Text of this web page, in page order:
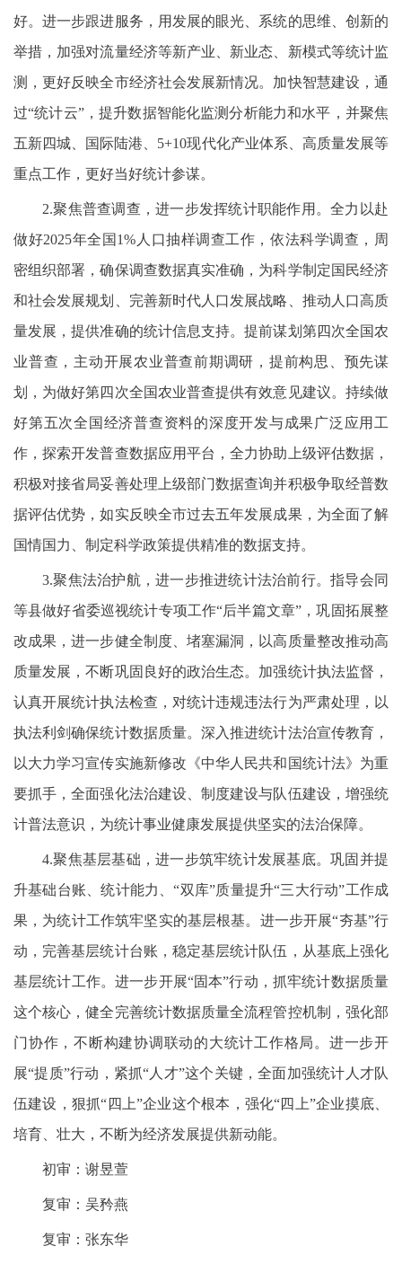
好。进一步跟进服务，用发展的眼光、系统的思维、创新的
举措，加强对流量经济等新产业、新业态、新模式等统计监
测，更好反映全市经济社会发展新情况。加快智慧建设，通
过“统计云”，提升数据智能化监测分析能力和水平，并聚焦
五新四城、国际陆港、5+10现代化产业体系、高质量发展等
重点工作，更好当好统计参谋。
2.聚焦普查调查，进一步发挥统计职能作用。全力以赴
做好2025年全国1%人口抽样调查工作，依法科学调查，周
密组织部署，确保调查数据真实准确，为科学制定国民经济
和社会发展规划、完善新时代人口发展战略、推动人口高质
量发展，提供准确的统计信息支持。提前谋划第四次全国农
业普查，主动开展农业普查前期调研，提前构思、预先谋
划，为做好第四次全国农业普查提供有效意见建议。持续做
好第五次全国经济普查资料的深度开发与成果广泛应用工
作，探索开发普查数据应用平台，全力协助上级评估数据，
积极对接省局妥善处理上级部门数据查询并积极争取经普数
据评估优势，如实反映全市过去五年发展成果，为全面了解
国情国力、制定科学政策提供精准的数据支持。
3.聚焦法治护航，进一步推进统计法治前行。指导会同
等县做好省委巡视统计专项工作“后半篇文章”，巩固拓展整
改成果，进一步健全制度、堵塞漏洞，以高质量整改推动高
质量发展，不断巩固良好的政治生态。加强统计执法监督，
认真开展统计执法检查，对统计违规违法行为严肃处理，以
执法利剑确保统计数据质量。深入推进统计法治宣传教育，
以大力学习宣传实施新修改《中华人民共和国统计法》为重
要抓手，全面强化法治建设、制度建设与队伍建设，增强统
计普法意识，为统计事业健康发展提供坚实的法治保障。
4.聚焦基层基础，进一步筑牢统计发展基底。巩固并提
升基础台账、统计能力、“双库”质量提升“三大行动”工作成
果，为统计工作筑牢坚实的基层根基。进一步开展“夯基”行
动，完善基层统计台账，稳定基层统计队伍，从基底上强化
基层统计工作。进一步开展“固本”行动，抓牢统计数据质量
这个核心，健全完善统计数据质量全流程管控机制，强化部
门协作，不断构建协调联动的大统计工作格局。进一步开
展“提质”行动，紧抓“人才”这个关键，全面加强统计人才队
伍建设，狠抓“四上”企业这个根本，强化“四上”企业摸底、
培育、壮大，不断为经济发展提供新动能。
初审：谢昱萱
复审：吴矜燕
复审：张东华